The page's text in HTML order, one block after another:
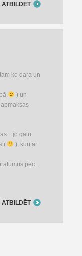
ATBILDĒT
ko dara un
) un
galu
), kuri ar
pēc…
ATBILDĒT